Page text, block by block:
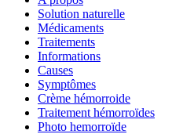
Solution naturelle
Médicaments
Traitements
Informations
Causes
Symptômes
Crème hémorroide
Traitement hémorroïdes
Photo hemorroïde